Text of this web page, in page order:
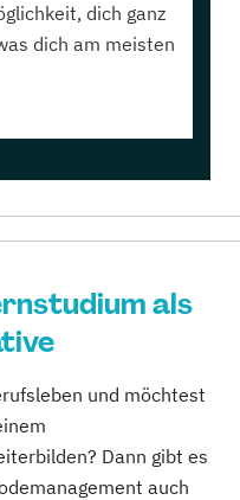
dich ganz
dich am meisten
als
und möchtest
Dann gibt es
auch